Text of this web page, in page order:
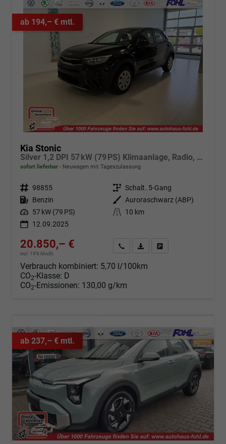
ab 194,– € mtl.
Kia Stonic
Silver 1,2 DPI 57 kW (79 PS) Klimaanlage, Radio, DAB, Android Auto, Apple CarPlay, Touchscreen, Navigationssystem, Freisprecheinrichtung, Bluetooth, LED-Tagfahrlicht, Einparkhilfe hinten, Rückfahrkamera, Tempolimitassistent, uvm.
sofort lieferbar Neuwagen mit Tageszulassung
Fahrzeugnr. 98855 Getriebe Schalt. 5-Gang
Kraftstoff Benzin Außenfarbe Auroraschwarz (ABP)
Leistung 57 kW (79 PS) Kilometerstand
10 km
12.09.2025
20.850,– €
incl. 19% MwSt.
Angebot anfordern
Fahrzeugexpose (PDF)
Verbrauch kombiniert: 5,70 l/100km
CO2-Klasse: D
CO2-Emissionen: 130,00 g/km
ab 237,– € mtl.